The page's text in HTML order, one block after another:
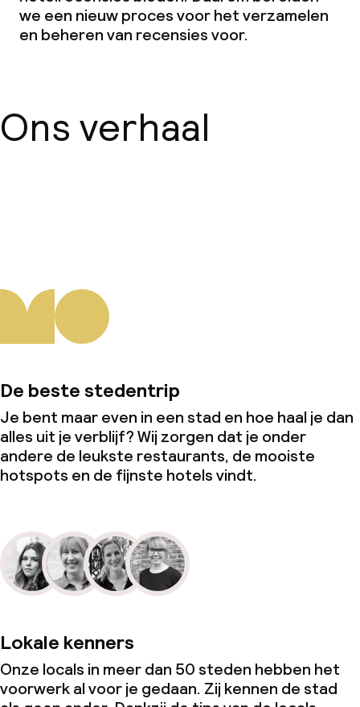
we een nieuw proces voor het verzamelen
en beheren van recensies voor.
Ons verhaal
De beste stedentrip
Je bent maar even in een stad en hoe haal je dan
alles uit je verblijf? Wij zorgen dat je onder
andere de leukste restaurants, de mooiste
hotspots en de fijnste hotels vindt.
Lokale kenners
Onze locals in meer dan 50 steden hebben het
voorwerk al voor je gedaan. Zij kennen de stad